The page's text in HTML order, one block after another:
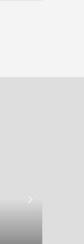
